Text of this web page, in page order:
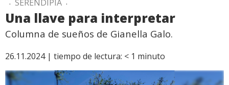
SERENDIPIA
Una llave para interpretar
Columna de sueños de Gianella Galo.
26.11.2024 | tiempo de lectura: < 1 minuto